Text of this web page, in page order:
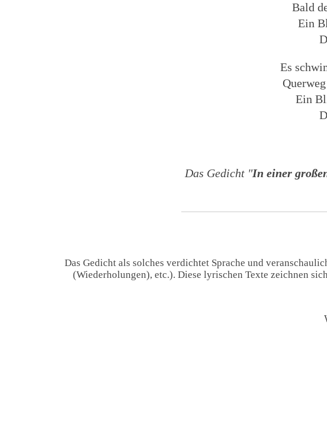
Bald
Ein
Es
Ein
Das Gedicht "In einer
Das Gedicht als solches verdichtet Sprache und
(Wiederholungen), etc.). Diese lyrischen Texte zeichnen